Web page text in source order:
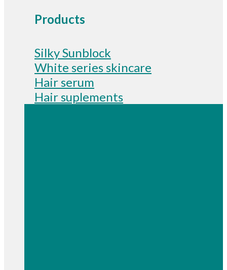
Products
Silky Sunblock
White series skincare
Hair serum
Hair suplements